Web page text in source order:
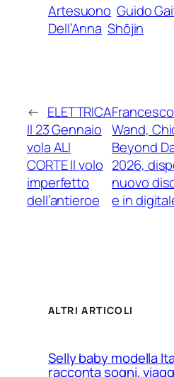
Artesuono Guido
Dell’Anna Shōjin
← ELETTRICA
Il 23 Gennaio
vola ALI
CORTE Il volo
imperfetto
dell’antieroe
Wand,
Beyond
2026,
nuovo
e in
ALTRI ARTICOLI
Selly baby modella
racconta sogni,